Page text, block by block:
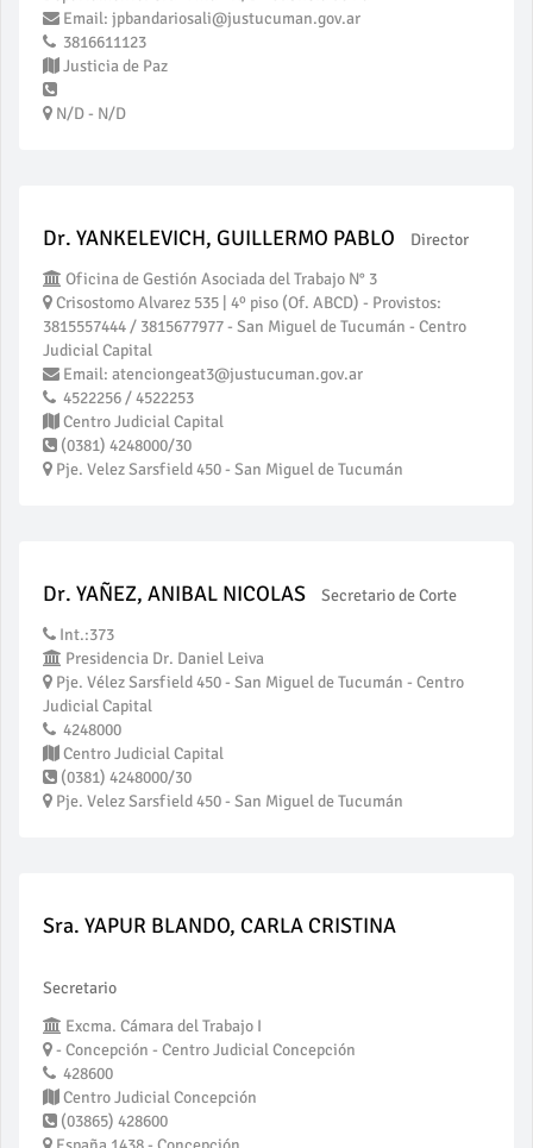
Email: jpbandariosali@justucuman.gov.ar
3816611123
Justicia de Paz
N/D - N/D
Dr. YANKELEVICH, GUILLERMO PABLO
Director
Oficina de Gestión Asociada del Trabajo N° 3
Crisostomo Alvarez 535 | 4º piso (Of. ABCD) - Provistos:
3815557444 / 3815677977 - San Miguel de Tucumán - Centro
Judicial Capital
Email: atenciongeat3@justucuman.gov.ar
4522256 / 4522253
Centro Judicial Capital
(0381) 4248000/30
Pje. Velez Sarsfield 450 - San Miguel de Tucumán
Dr. YAÑEZ, ANIBAL NICOLAS
Secretario de Corte
Int.:373
Presidencia Dr. Daniel Leiva
Pje. Vélez Sarsfield 450 - San Miguel de Tucumán - Centro
Judicial Capital
4248000
Centro Judicial Capital
(0381) 4248000/30
Pje. Velez Sarsfield 450 - San Miguel de Tucumán
Sra. YAPUR BLANDO, CARLA CRISTINA
Secretario
Excma. Cámara del Trabajo I
- Concepción - Centro Judicial Concepción
428600
Centro Judicial Concepción
(03865) 428600